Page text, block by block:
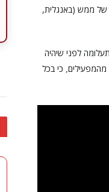
של ממש (באנגלית,
לפני שיהיה
מהמפעילים, כי בכל